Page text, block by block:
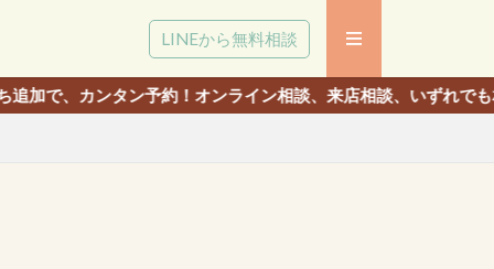
LINEから無料相談
！オンライン相談、来店相談、いずれでも相談いただけます。